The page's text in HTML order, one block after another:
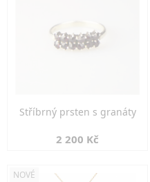
Stříbrný prsten s granáty
2 200 Kč
NOVÉ